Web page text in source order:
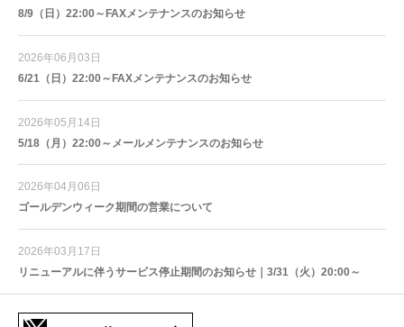
8/9（日）22:00～FAXメンテナンスのお知らせ
2026年06月03日
6/21（日）22:00～FAXメンテナンスのお知らせ
2026年05月14日
5/18（月）22:00～メールメンテナンスのお知らせ
2026年04月06日
ゴールデンウィーク期間の営業について
2026年03月17日
リニューアルに伴うサービス停止期間のお知らせ｜3/31（火）20:00～